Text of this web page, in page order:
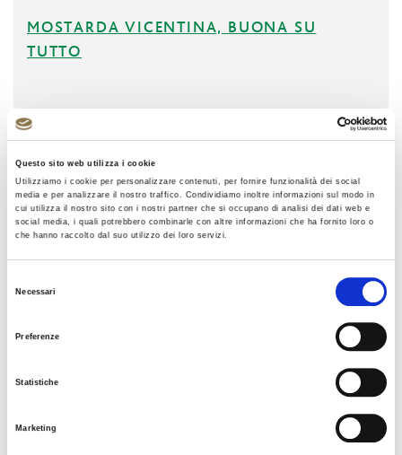
Questo sito web utilizza i cookie
Utilizziamo i cookie per personalizzare contenuti, per fornire funzionalità dei social
media e per analizzare il nostro traffico. Condividiamo inoltre informazioni sul modo in
cui utilizza il nostro sito con i nostri partner che si occupano di analisi dei dati web e
social media, i quali potrebbero combinarle con altre informazioni che ha fornito loro o
che hanno raccolto dal suo utilizzo dei loro servizi.
Necessari
Preferenze
Statistiche
Marketing
MOSTARDA VICENTINA, BUONA SU
TUTTO